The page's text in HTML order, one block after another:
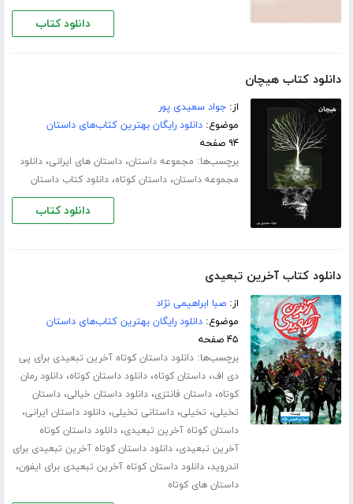
دانلود کتاب
دانلود کتاب هیچان
از:جواد سعیدی پور
موضوع:دانلود رایگان بهترین کتاب‌های داستان
۹۴ صفحه
برچسب‌ها: مجموعه داستان،داستان های ایرانی،دانلود
مجموعه داستان،داستان کوتاه،دانلود کتاب داستان
دانلود کتاب
دانلود کتاب آخرین تبعیدی
از:صبا ابراهیمی نژاد
موضوع:دانلود رایگان بهترین کتاب‌های داستان
۴۵ صفحه
برچسب‌ها:دانلود داستان کوتاه آخرین تبعیدی برای پی
دی اف،داستان کوتاه،دانلود داستان کوتاه،دانلود رمان
کوتاه،داستان فانتزی،دانلود داستان خیالی،داستان
تخیلی، تخیلی،داستانی تخیلی،دانلود داستان ایرانی،
داستان کوتاه آخرین تبعیدی،دانلود داستان کوتاه
آخرین تبعیدی،دانلود داستان کوتاه آخرین تبعیدی برای
اندروید،دانلود داستان کوتاه آخرین تبعیدی برای ایفون،
داستان های کوتاه